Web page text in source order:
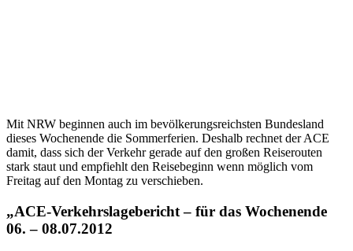
Mit NRW beginnen auch im bevölkerungsreichsten Bundesland
dieses Wochenende die Sommerferien. Deshalb rechnet der ACE
damit, dass sich der Verkehr gerade auf den großen Reiserouten
stark staut und empfiehlt den Reisebeginn wenn möglich vom
Freitag auf den Montag zu verschieben.
„ACE-Verkehrslagebericht – für das Wochenende
06. – 08.07.2012